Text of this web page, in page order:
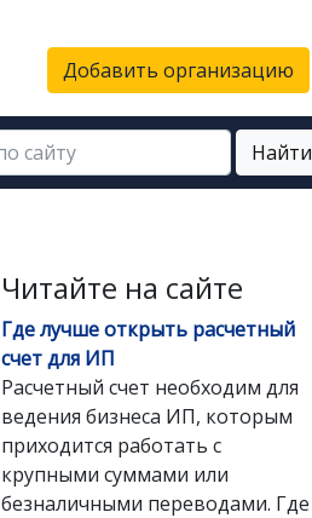
Добавить организацию
Найти
Читайте на сайте
Где лучше открыть расчетный
счет для ИП
Расчетный счет необходим для
ведения бизнеса ИП, которым
приходится работать с
крупными суммами или
безналичными переводами. Где